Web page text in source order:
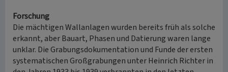
Forschung
Die mächtigen Wallanlagen wurden bereits früh als solche
erkannt, aber Bauart, Phasen und Datierung waren lange
unklar. Die Grabungsdokumentation und Funde der ersten
systematischen Großgrabungen unter Heinrich Richter in